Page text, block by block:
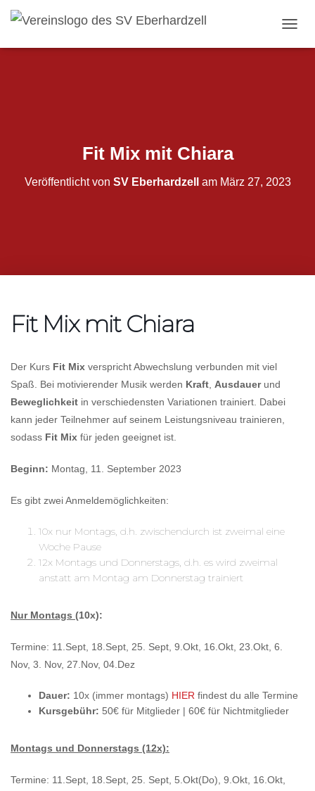
Fit Mix mit Chiara
Veröffentlicht von SV Eberhardzell am März 27, 2023
Fit Mix mit Chiara
Der Kurs Fit Mix verspricht Abwechslung verbunden mit viel
Spaß. Bei motivierender Musik werden Kraft Ausdauerund
Beweglichkeit in verschiedensten Variationen trainiert. Dabei
kann jeder Teilnehmer auf seinem Leistungsniveau trainieren,
sodass Fit Mix für jeden geeignet ist.
Beginn: Montag, 11. September 2023
Es gibt zwei Anmeldemöglichkeiten:
10x nur Montags, d.h. zwischendurch ist zweimal eine
Woche Pause
12x Montags und Donnerstags, d.h. es wird zweimal
anstatt am Montag am Donnerstag trainiert
Nur Montags (10x):
Termine: 11.Sept, 18.Sept, 25. Sept, 9.Okt, 16.Okt, 23.Okt, 6.
Nov, 3. Nov, 27.Nov, 04.Dez
Dauer: 10x (immer montags) HIER findest du alle Termine
Kursgebühr: 50€ für Mitglieder | 60€ für Nichtmitglieder
Montags und Donnerstags (12x):
Termine: 11.Sept, 18.Sept, 25. Sept, 5.Okt(Do), 9.Okt, 16.Okt,